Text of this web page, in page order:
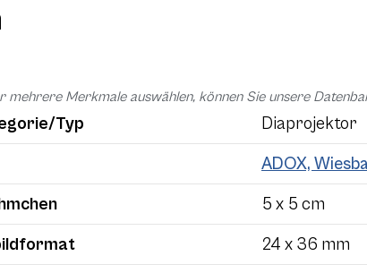
mehrere Merkmale auswählen, können Sie unsere
Typ Diaprojektor
ADOX,
5 x 5 cm
24 x 36 mm